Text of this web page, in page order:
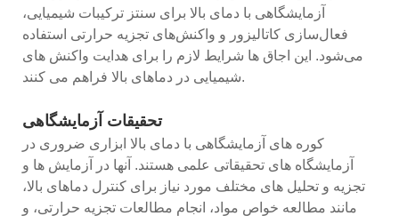
آزمایشگاهی با دمای بالا برای سنتز ترکیبات شیمیایی،
فعال‌سازی کاتالیزور و واکنش‌های تجزیه حرارتی استفاده
می‌شود. این اجاق ها شرایط لازم را برای هدایت واکنش های
شیمیایی در دماهای بالا فراهم می کنند.
تحقیقات آزمایشگاهی
کوره های آزمایشگاهی با دمای بالا ابزاری ضروری در
آزمایشگاه های تحقیقاتی علمی هستند. آنها در آزمایش ها و
تجزیه و تحلیل های مختلف مورد نیاز برای کنترل دماهای بالا،
مانند مطالعه خواص مواد، انجام مطالعات تجزیه حرارتی، و